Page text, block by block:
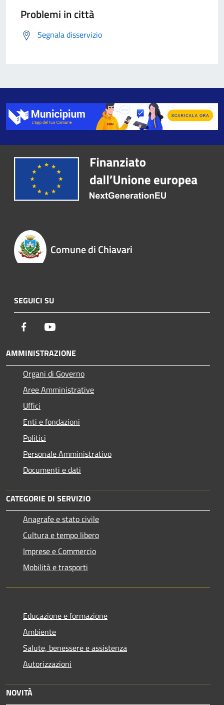
Problemi in città
Segnala disservizio
Comune di Chiavari
SEGUICI SU
Facebook
AMMINISTRAZIONE
Organi di Governo
Aree Amministrative
Uffici
Enti e fondazioni
Politici
Personale Amministrativo
Documenti e dati
CATEGORIE DI SERVIZIO
Anagrafe e stato civile
Cultura e tempo libero
Imprese e Commercio
Mobilità e trasporti
Educazione e formazione
Ambiente
Salute, benessere e assistenza
Autorizzazioni
NOVITÀ